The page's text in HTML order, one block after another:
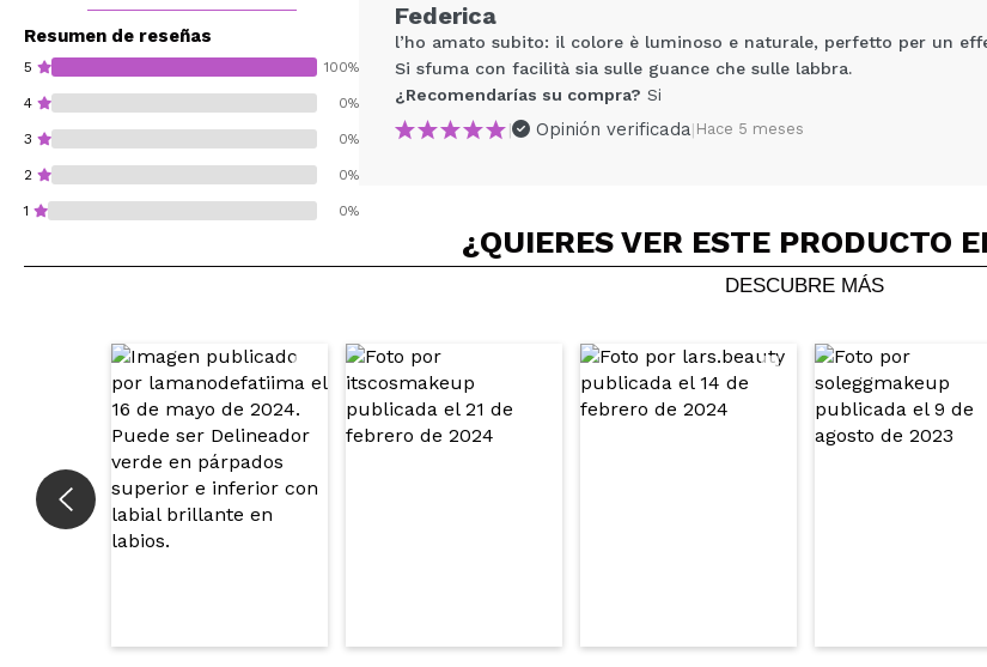
Resumen de reseñas
5 100%
4 0%
3 0%
2 0%
1 0%
Compartir un vídeo o una foto
Tu vídeo podría ser el primero. Imagínatelo...
¿Recomendarías su compra? Si No
ENVIAR
Federica
l’ho amato subito: il colore è luminoso e naturale, perfetto per un
Si sfuma con facilità sia sulle guance che sulle labbra.
¿Recomendarías su compra? Si
|
Opinión verificada| Hace 5 meses
¿QUIERES VER ESTE PRODUCTO
DESCUBRE MÁS